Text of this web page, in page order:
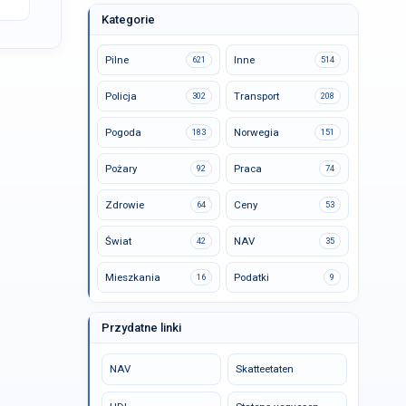
Kategorie
Pilne 621 Inne 514
Policja 302 Transport 208
Pogoda 183 Norwegia 151
Pożary 92 Praca 74
Zdrowie 64 Ceny 53
Świat 42 NAV 35
Mieszkania 16 Podatki 9
Przydatne linki
NAV Skatteetaten